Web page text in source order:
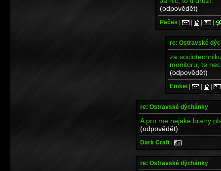
(odpovědět)
Pačes | | | |
re: Ostravské
za
monitoru, te
(odpovědět)
Emkei | | |
re: Ostravské dýchánky
A pro me nejake bratry
(odpovědět)
Dark Craft |
re: Ostravské dýchánky